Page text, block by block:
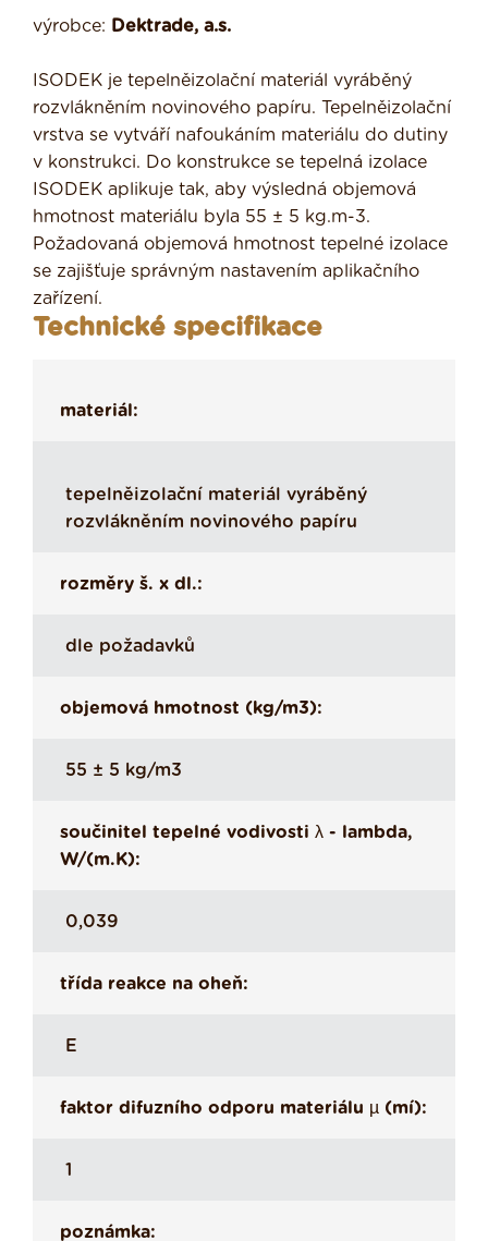
výrobce: Dektrade, a.s.
ISODEK je tepelněizolační materiál vyráběný
rozvlákněním novinového papíru. Tepelněizolační
vrstva se vytváří nafoukáním materiálu do dutiny
v konstrukci. Do konstrukce se tepelná izolace
ISODEK aplikuje tak, aby výsledná objemová
hmotnost materiálu byla 55 ± 5 kg.m-3.
Požadovaná objemová hmotnost tepelné izolace
se zajišťuje správným nastavením aplikačního
zařízení.
Technické specifikace
materiál:
tepelněizolační materiál vyráběný
rozvlákněním novinového papíru
rozměry š. x dl.:
dle požadavků
objemová hmotnost (kg/m3):
55 ± 5 kg/m3
součinitel tepelné vodivosti λ - lambda,
W/(m.K):
0,039
třída reakce na oheň:
E
faktor difuzního odporu materiálu µ (mí):
1
poznámka: